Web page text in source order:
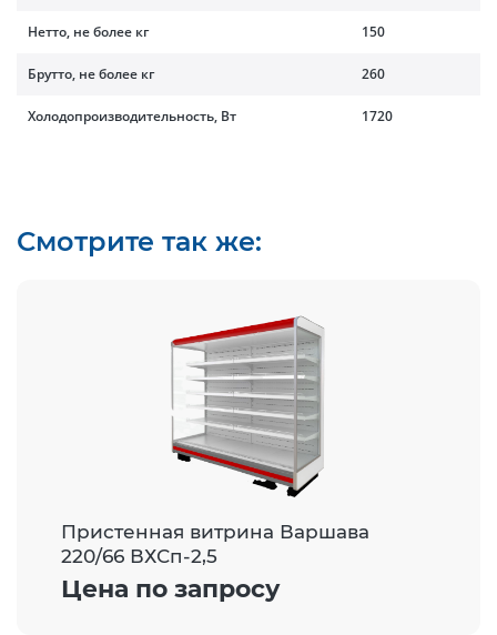
Нетто, не более кг 150
Брутто, не более кг 260
Холодопроизводительность, Вт 1720
Смотрите так же:
Пристенная витрина Варшава
220/66 ВХСп-2,5
Цена по запросу